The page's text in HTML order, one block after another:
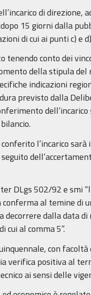
di direzione,
15 giorni dalla
di cui ai punti c) e
tenendo conto dei
della stipula
indicazioni
previsto dalla
l’incarico
DLgs 502/92 e smi
al temine di
decorrere dalla data
cui al comma 5”.
con
verifica positiva al
ai sensi delle